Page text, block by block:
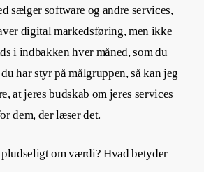
sælger software og andre services,
digital markedsføring, men ikke
i indbakken hver måned, som du
har styr på målgruppen, så kan jeg
at jeres budskab om jeres services
dem, der læser det.
om værdi? Hvad betyder